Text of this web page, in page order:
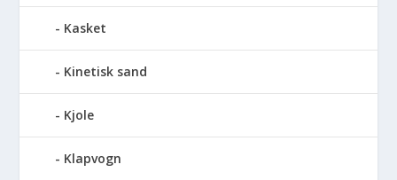
Kasket
Kinetisk sand
Kjole
Klapvogn